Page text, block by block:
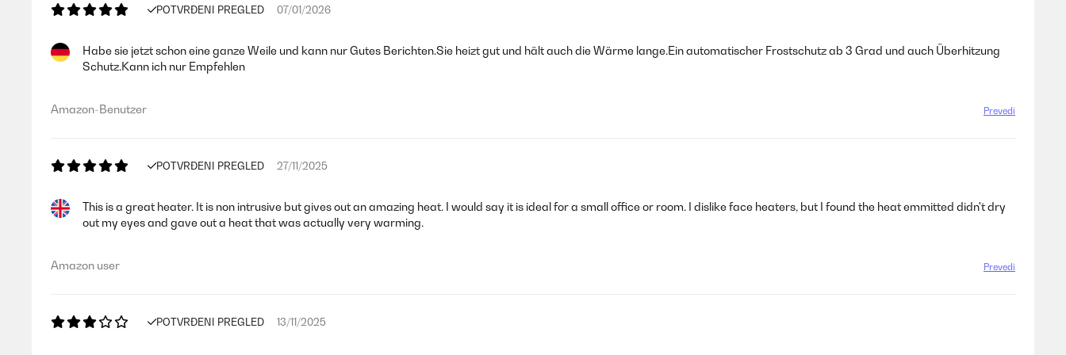
POTVRĐENI PREGLED 07/01/2026
Habe sie jetzt schon eine ganze Weile und kann nur Gutes Berichten.Sie heizt gut und hält auch die Wärme lange.Ein automatischer Frostschutz ab 3 Grad und auch Überhitzung
Schutz.Kann ich nur Empfehlen
Amazon-Benutzer Prevedi
POTVRĐENI PREGLED 27/11/2025
This is a great heater. It is non intrusive but gives out an amazing heat. I would say it is ideal for a small office or room. I dislike face heaters, but I found the heat emmitted didn't dry
out my eyes and gave out a heat that was actually very warming.
Amazon user Prevedi
POTVRĐENI PREGLED 13/11/2025